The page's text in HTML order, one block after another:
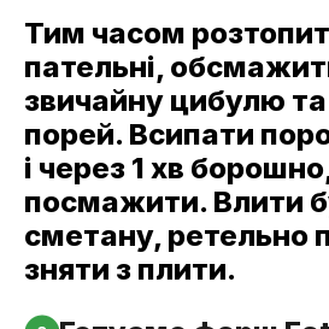
Тим часом
пательні,
звичайну цибулю
порей. Всипати
і через 1 хв
посмажити. Влити
сметану, ретельно
зняти з плити.